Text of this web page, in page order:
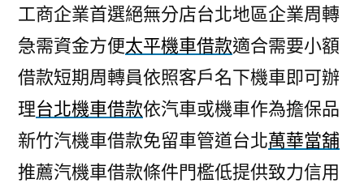
工商企業首選絕無分店台北地區企業周轉
急需資金方便太平機車借款適合需要小額
借款短期周轉員依照客戶名下機車即可辦
理台北機車借款依汽車或機車作為擔保品
新竹汽機車借款免留車管道台北萬華當舖
推薦汽機車借款條件門檻低提供致力信用